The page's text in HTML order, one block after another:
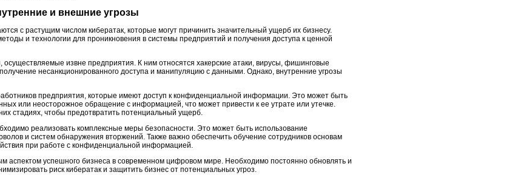
и внешние угрозы
с растущим числом кибератак, которые могут причинить значительный ущерб их бизнесу.
и технологии для проникновения в системы предприятий и получения доступа к ценной
извне предприятия. К ним относятся хакерские атаки, вирусы, фишинговые
несанкционированного доступа и манипуляцию с данными. Однако, внутренние угрозы
предприятия, которые имеют доступ к конфиденциальной информации. Это может быть
или неосторожное обращение с информацией, что может привести к ее утрате или утечке.
стадиях, чтобы предотвратить потенциальный ущерб.
реализовать комплексные меры безопасности. Это может быть использование
и систем обнаружения вторжений. Также важно обеспечить обучение сотрудников основам
при работе с конфиденциальной информацией.
аспектом успешного бизнеса в современном цифровом мире. Необходимо постоянно обновлять и
риск кибератак и защитить бизнес от потенциальных угроз.